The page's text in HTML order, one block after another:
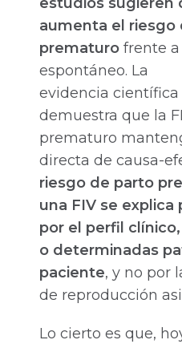
estudios sugieren
aumenta el riesgo
prematuro frente
espontáneo. La
evidencia
demuestra que la
prematuro
directa de causa-
riesgo de parto
una FIV se
por el perfil
o determinadas
paciente, y no por
de reproducción
Lo cierto es que,